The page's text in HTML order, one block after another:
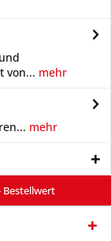
von... mehr
mehr
Bestellwert